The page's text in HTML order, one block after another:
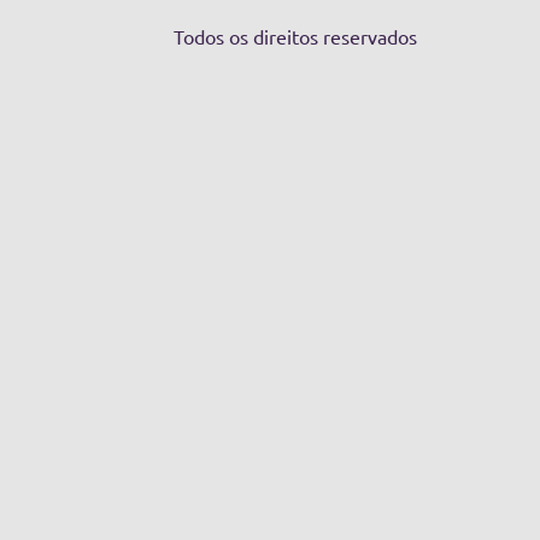
Todos os direitos reservados